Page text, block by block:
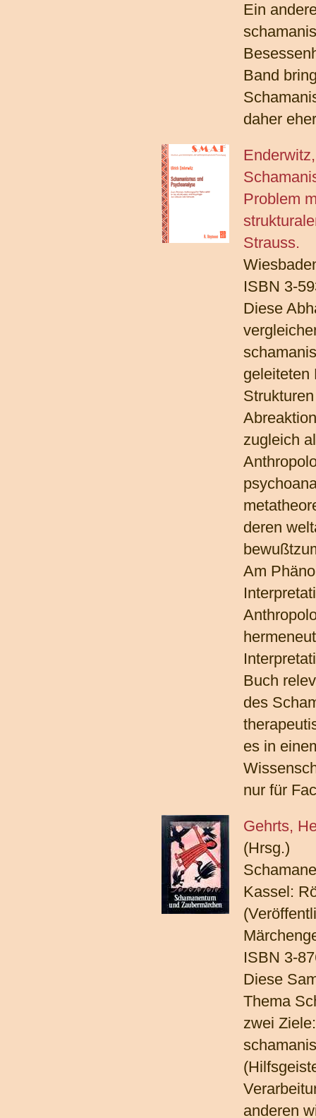
Ein
Band
daher
Problem
Strauss.
ISBN 3-
Diese
geleiteten
zugleich
deren
Am
Buch
des
es in
nur für
Gehrts,
(Hrsg.)
Kassel:
ISBN 3-
Diese
Thema
zwei
anderen